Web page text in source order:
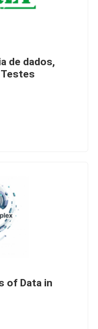
de dados,
of Data in